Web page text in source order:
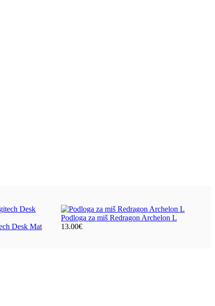
Desk Mat
Podloga za miš Redragon Archelon L
13.00€